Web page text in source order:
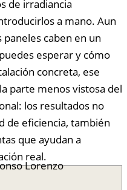
de irradiancia
a mano. Aun
caben en un
esperar y cómo
concreta, ese
parte menos vistosa del
los resultados no
de eficiencia, también
que ayudan a
real.